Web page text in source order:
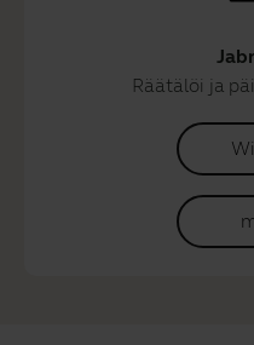
Räätälöi ja